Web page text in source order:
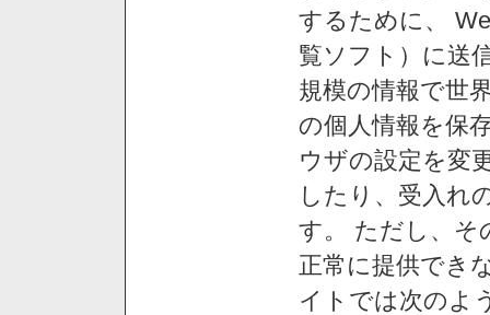
するために、
覧ソフト）に送
規模の情報で世
の個人情報を保
ウザの設定を変
したり、受入れ
す。 ただし、そ
正常に提供でき
イトでは次のよ